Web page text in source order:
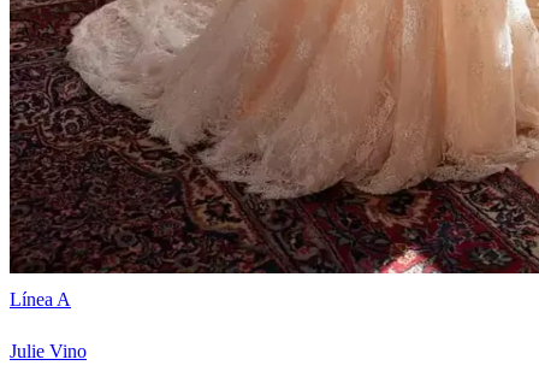
Línea A
Julie Vino